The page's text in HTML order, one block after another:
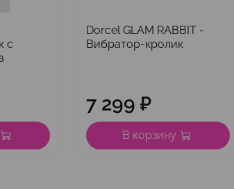
с
Dorcel GLAM RABBIT -
Вибратор-кролик
7 299 ₽
В корзину